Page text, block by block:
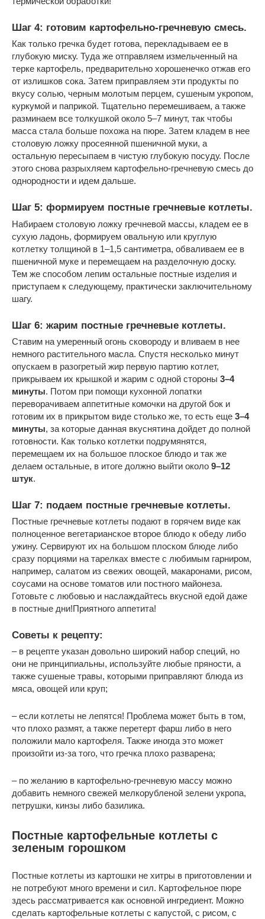
Шаг 4: готовим картофельно-гречневую смесь.
Как только гречка будет готова, перекладываем ее в
глубокую миску. Туда же отправляем измельченный на
терке картофель, предварительно хорошенечко отжав его
от излишков сока. Затем приправляем эти продукты по
вкусу солью, черным молотым перцем, сушеным укропом,
куркумой и паприкой. Тщательно перемешиваем, а также
разминаем все толкушкой около 5–7 минут, так чтобы
масса стала больше похожа на пюре. Затем кладем в нее
столовую ложку просеянной пшеничной муки, а
остальную пересыпаем в чистую глубокую посуду. После
этого снова разрыхляем картофельно-гречневую смесь до
однородности и идем дальше.
Шаг 5: формируем постные гречневые котлеты.
Набираем столовую ложку гречневой массы, кладем ее в
сухую ладонь, формируем овальную или круглую
котлетку толщиной в 1–1,5 сантиметра, обваливаем ее в
пшеничной муке и перемещаем на разделочную доску.
Тем же способом лепим остальные постные изделия и
приступаем к следующему, практически заключительному
шагу.
Шаг 6: жарим постные гречневые котлеты.
Ставим на умеренный огонь сковороду и вливаем в нее
немного растительного масла. Спустя несколько минут
опускаем в разогретый жир первую партию котлет,
прикрываем их крышкой и жарим с одной стороны 3–4
минуты. Потом при помощи кухонной лопатки
переворачиваем аппетитные комочки на другой бок и
готовим их в прикрытом виде столько же, то есть еще 3–4
минуты, за которые данная вкуснятина дойдет до полной
готовности. Как только котлетки подрумянятся,
перемещаем их на большое плоское блюдо и так же
делаем остальные, в итоге должно выйти около 9–12
штук.
Шаг 7: подаем постные гречневые котлеты.
Постные гречневые котлеты подают в горячем виде как
полноценное вегетарианское второе блюдо к обеду либо
ужину. Сервируют их на большом плоском блюде либо
сразу порциями на тарелках вместе с любимым гарниром,
например, салатом из свежих овощей, макаронами, рисом,
соусами на основе томатов или постного майонеза.
Готовьте с любовью и наслаждайтесь вкусной едой даже
в постные дни!Приятного аппетита!
Советы к рецепту:
– в рецепте указан довольно широкий набор специй, но
они не принципиальны, используйте любые пряности, а
также сушеные травы, которыми приправляют блюда из
мяса, овощей или круп;
– если котлеты не лепятся! Проблема может быть в том,
что плохо размят, а также перетерт фарш либо в него
положили мало картофеля. Также иногда это может
произойти из-за того, что гречка плохо разварена;
– по желанию в картофельно-гречневую массу можно
добавить немного свежей мелкорубленой зелени укропа,
петрушки, кинзы либо базилика.
Постные картофельные котлеты с
зеленым горошком
Постные котлеты из картошки не хитры в приготовлении и
не потребуют много времени и сил. Картофельное пюре
здесь рассматривается как основной ингредиент. Можно
сделать картофельные котлеты с капустой, с рисом, с